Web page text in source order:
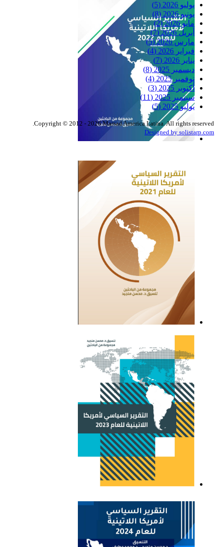
التقرير السياسي لأمريكا
اللاتينية للعام 2023
يوليو 2026
(5)
يونيو 2026
(8)
مايو 2026
(2)
أبريل 2026
(7)
مارس 2026
(5)
فبراير 2026
(4)
يناير 2026
(7)
ديسمبر 2025
(8)
نوفمبر 2025
(4)
أكتوبر 2025
(3)
سبتمبر 2025
(11)
يوليو 2025
(5)
Copyright © 2012 - 2026 Marsad America Latina. All rights reserved.
Designed by solistarp.com